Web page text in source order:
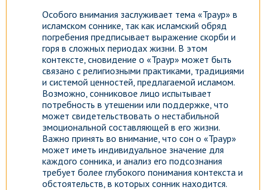
Особого внимания заслуживает тема «Траур» в
исламском соннике, так как исламский обряд
погребения предписывает выражение скорби и
горя в сложных периодах жизни. В этом
контексте, сновидение о «Траур» может быть
связано с религиозными практиками, традициями
и системой ценностей, предлагаемой исламом.
Возможно, сонниковое лицо испытывает
потребность в утешении или поддержке, что
может свидетельствовать о нестабильной
эмоциональной составляющей в его жизни.
Важно принять во внимание, что сон о «Траур»
может иметь индивидуальное значение для
каждого сонника, и анализ его подсознания
требует более глубокого понимания контекста и
обстоятельств, в которых сонник находится.